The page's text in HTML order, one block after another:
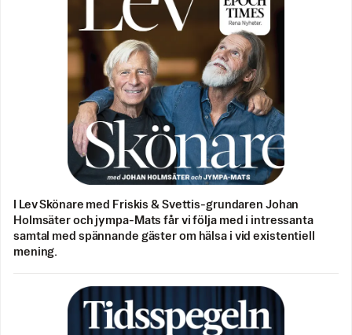
I Lev Skönare med Friskis & Svettis-grundaren Johan
Holmsäter och jympa-Mats får vi följa med i intressanta
samtal med spännande gäster om hälsa i vid existentiell
mening.